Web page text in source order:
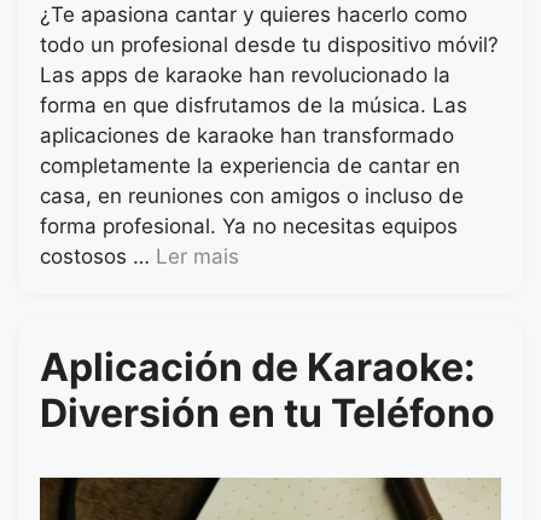
¿Te apasiona cantar y quieres hacerlo como
todo un profesional desde tu dispositivo móvil?
Las apps de karaoke han revolucionado la
forma en que disfrutamos de la música. Las
aplicaciones de karaoke han transformado
completamente la experiencia de cantar en
casa, en reuniones con amigos o incluso de
forma profesional. Ya no necesitas equipos
costosos … Ler mais
Aplicación de Karaoke:
Diversión en tu Teléfono